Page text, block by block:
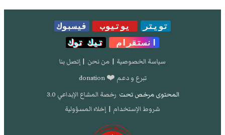
تويتر يوتيوب
فيسبوك
انستقرام
تيك توك
سياسة الخصوصية | من نحن | إتصل بنا
تبرع و دعم ❤️ donation
المحتوى مرخص تحت رخصة المشاع الإبداعي 3.0
شروط الإستخدام | إخلاء المسؤولية